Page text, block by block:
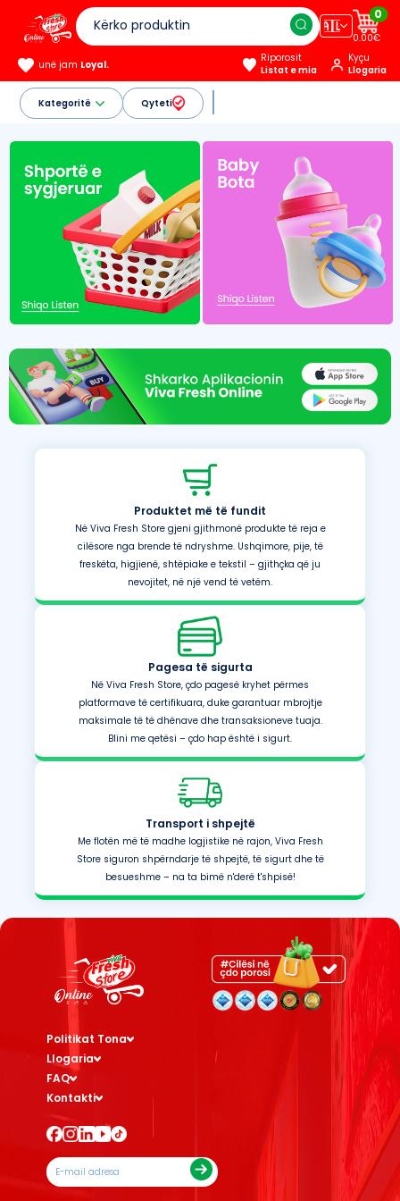
🇦🇱
0
0.00€
unë jam Loyal.
Riporosit
Listat e mia
Kyçu
Llogaria
Kategoritë Qyteti
Produktet më të fundit
Në Viva Fresh Store gjeni gjithmonë produkte të reja e
cilësore nga brende të ndryshme. Ushqimore, pije, të
freskëta, higjienë, shtëpiake e tekstil – gjithçka që ju
nevojitet, në një vend të vetëm.
Pagesa të sigurta
Në Viva Fresh Store, çdo pagesë kryhet përmes
platformave të certifikuara, duke garantuar mbrojtje
maksimale të të dhënave dhe transaksioneve tuaja.
Blini me qetësi – çdo hap është i sigurt.
Transport i shpejtë
Me flotën më të madhe logjistike në rajon, Viva Fresh
Store siguron shpërndarje të shpejtë, të sigurt dhe të
besueshme – na ta bimë n'derë t'shpisë!
Politikat Tona
Llogaria
FAQ
Kontakti